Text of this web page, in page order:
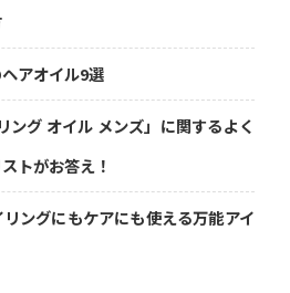
アオイル9選
ング オイル メンズ」に関するよく
トがお答え！
ングにもケアにも使える万能アイ